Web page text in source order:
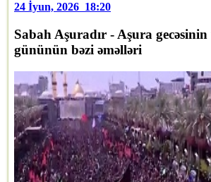
24 İyun, 2026 18:20
Sabah Aşuradır - Aşura gecəsinin
gününün bəzi əməlləri